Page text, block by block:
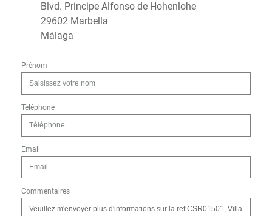
Blvd. Principe Alfonso de Hohenlohe
29602 Marbella
Málaga
Prénom
Téléphone
Email
Commentaires